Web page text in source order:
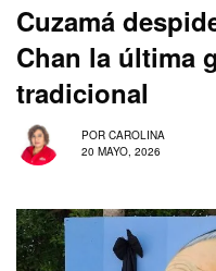
Cuzamá
Chan la última
tradicional
POR CAROLINA
20 MAYO, 2026